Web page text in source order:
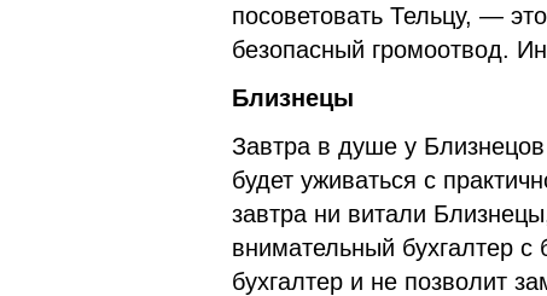
посоветовать Тельцу, —
безопасный громоотвод.
Близнецы
Завтра в душе у
будет уживаться с
завтра ни витали
внимательный бухгалтер
бухгалтер и не позволит